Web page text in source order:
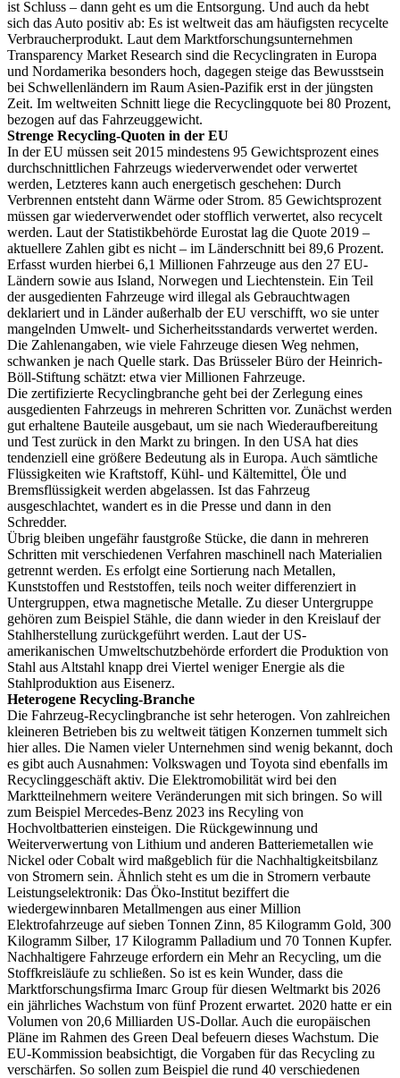
ist Schluss – dann geht es um die Entsorgung. Und auch da hebt
sich das Auto positiv ab: Es ist weltweit das am häufigsten recycelte
Verbraucherprodukt. Laut dem Marktforschungsunternehmen
Transparency Market Research sind die Recyclingraten in Europa
und Nordamerika besonders hoch, dagegen steige das Bewusstsein
bei Schwellenländern im Raum Asien-Pazifik erst in der jüngsten
Zeit. Im weltweiten Schnitt liege die Recyclingquote bei 80 Prozent,
bezogen auf das Fahrzeuggewicht.
Strenge Recycling-Quoten in der EU
In der EU müssen seit 2015 mindestens 95 Gewichtsprozent eines
durchschnittlichen Fahrzeugs wiederverwendet oder verwertet
werden, Letzteres kann auch energetisch geschehen: Durch
Verbrennen entsteht dann Wärme oder Strom. 85 Gewichtsprozent
müssen gar wiederverwendet oder stofflich verwertet, also recycelt
werden. Laut der Statistikbehörde Eurostat lag die Quote 2019 –
aktuellere Zahlen gibt es nicht – im Länderschnitt bei 89,6 Prozent.
Erfasst wurden hierbei 6,1 Millionen Fahrzeuge aus den 27 EU-
Ländern sowie aus Island, Norwegen und Liechtenstein. Ein Teil
der ausgedienten Fahrzeuge wird illegal als Gebrauchtwagen
deklariert und in Länder außerhalb der EU verschifft, wo sie unter
mangelnden Umwelt- und Sicherheitsstandards verwertet werden.
Die Zahlenangaben, wie viele Fahrzeuge diesen Weg nehmen,
schwanken je nach Quelle stark. Das Brüsseler Büro der Heinrich-
Böll-Stiftung schätzt: etwa vier Millionen Fahrzeuge.
Die zertifizierte Recyclingbranche geht bei der Zerlegung eines
ausgedienten Fahrzeugs in mehreren Schritten vor. Zunächst werden
gut erhaltene Bauteile ausgebaut, um sie nach Wiederaufbereitung
und Test zurück in den Markt zu bringen. In den USA hat dies
tendenziell eine größere Bedeutung als in Europa. Auch sämtliche
Flüssigkeiten wie Kraftstoff, Kühl- und Kältemittel, Öle und
Bremsflüssigkeit werden abgelassen. Ist das Fahrzeug
ausgeschlachtet, wandert es in die Presse und dann in den
Schredder.
Übrig bleiben ungefähr faustgroße Stücke, die dann in mehreren
Schritten mit verschiedenen Verfahren maschinell nach Materialien
getrennt werden. Es erfolgt eine Sortierung nach Metallen,
Kunststoffen und Reststoffen, teils noch weiter differenziert in
Untergruppen, etwa magnetische Metalle. Zu dieser Untergruppe
gehören zum Beispiel Stähle, die dann wieder in den Kreislauf der
Stahlherstellung zurückgeführt werden. Laut der US-
amerikanischen Umweltschutzbehörde erfordert die Produktion von
Stahl aus Altstahl knapp drei Viertel weniger Energie als die
Stahlproduktion aus Eisenerz.
Heterogene Recycling-Branche
Die Fahrzeug-Recyclingbranche ist sehr heterogen. Von zahlreichen
kleineren Betrieben bis zu weltweit tätigen Konzernen tummelt sich
hier alles. Die Namen vieler Unternehmen sind wenig bekannt, doch
es gibt auch Ausnahmen: Volkswagen und Toyota sind ebenfalls im
Recyclinggeschäft aktiv. Die Elektromobilität wird bei den
Marktteilnehmern weitere Veränderungen mit sich bringen. So will
zum Beispiel Mercedes-Benz 2023 ins Recyling von
Hochvoltbatterien einsteigen. Die Rückgewinnung und
Weiterverwertung von Lithium und anderen Batteriemetallen wie
Nickel oder Cobalt wird maßgeblich für die Nachhaltigkeitsbilanz
von Stromern sein. Ähnlich steht es um die in Stromern verbaute
Leistungselektronik: Das Öko-Institut beziffert die
wiedergewinnbaren Metallmengen aus einer Million
Elektrofahrzeuge auf sieben Tonnen Zinn, 85 Kilogramm Gold, 300
Kilogramm Silber, 17 Kilogramm Palladium und 70 Tonnen Kupfer.
Nachhaltigere Fahrzeuge erfordern ein Mehr an Recycling, um die
Stoffkreisläufe zu schließen. So ist es kein Wunder, dass die
Marktforschungsfirma Imarc Group für diesen Weltmarkt bis 2026
ein jährliches Wachstum von fünf Prozent erwartet. 2020 hatte er ein
Volumen von 20,6 Milliarden US-Dollar. Auch die europäischen
Pläne im Rahmen des Green Deal befeuern dieses Wachstum. Die
EU-Kommission beabsichtigt, die Vorgaben für das Recycling zu
verschärfen. So sollen zum Beispiel die rund 40 verschiedenen